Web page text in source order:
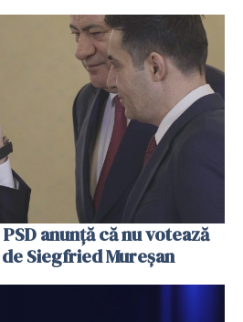
anunţă că nu votează
Siegfried Mureşan